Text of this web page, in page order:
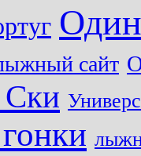
сайт
Ски